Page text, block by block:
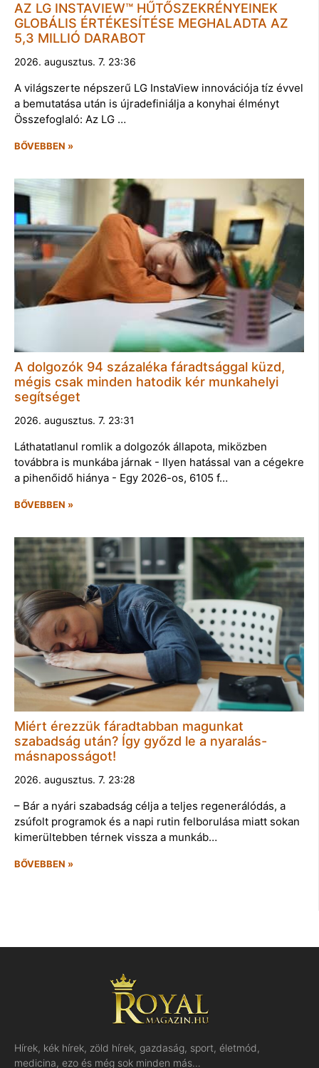
AZ LG INSTAVIEW™ HŰTŐSZEKRÉNYEINEK
GLOBÁLIS ÉRTÉKESÍTÉSE MEGHALADTA AZ
5,3 MILLIÓ DARABOT
2026. augusztus. 7. 23:36
A világszerte népszerű LG InstaView innovációja tíz évvel
a bemutatása után is újradefiniálja a konyhai élményt
Összefoglaló: Az LG …
BŐVEBBEN »
A dolgozók 94 százaléka fáradtsággal küzd,
mégis csak minden hatodik kér munkahelyi
segítséget
2026. augusztus. 7. 23:31
Láthatatlanul romlik a dolgozók állapota, miközben
továbbra is munkába járnak - Ilyen hatással van a cégekre
a pihenőidő hiánya - Egy 2026-os, 6105 f…
BŐVEBBEN »
Miért érezzük fáradtabban magunkat
szabadság után? Így győzd le a nyaralás-
másnaposságot!
2026. augusztus. 7. 23:28
– Bár a nyári szabadság célja a teljes regenerálódás, a
zsúfolt programok és a napi rutin felborulása miatt sokan
kimerültebben térnek vissza a munkáb…
BŐVEBBEN »
Hírek, kék hírek, zöld hírek, gazdaság, sport, életmód,
medicina, ezo és még sok minden más…